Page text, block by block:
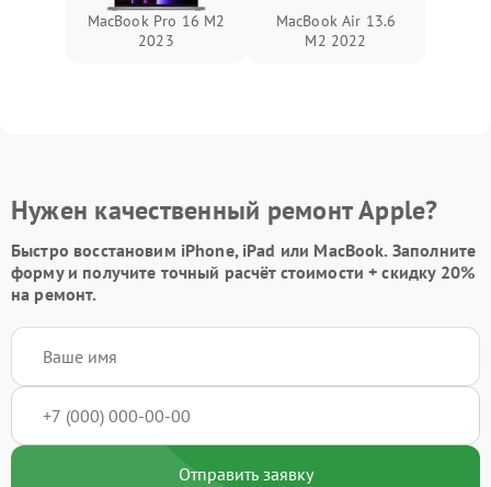
MacBook Pro 16 M2
2023
MacBook Air 13.6
M2 2022
Нужен качественный ремонт Apple?
Быстро восстановим iPhone, iPad или MacBook. Заполните
формуи получите точный расчёт стоимости +скидку 20%
на ремонт.
Отправить заявку